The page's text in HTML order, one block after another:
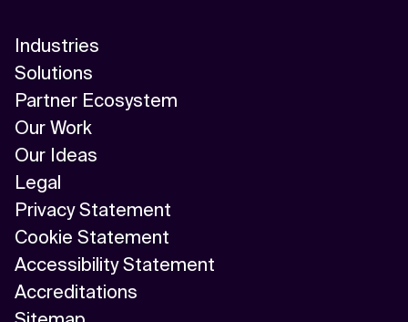
Industries
Solutions
Partner Ecosystem
Our Work
Our Ideas
Legal
Privacy Statement
Cookie Statement
Accessibility Statement
Accreditations